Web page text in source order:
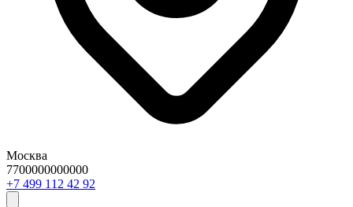
Москва
7700000000000
29 24 211 994 7+